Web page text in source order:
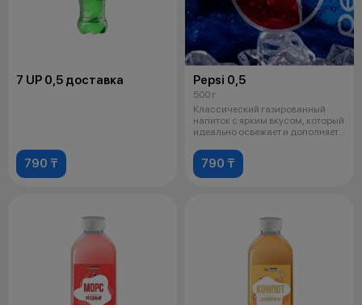
7 UP 0,5 доставка
790 ₸
Pepsi 0,5
500 г
Классический газированный
напиток с ярким вкусом, который
идеально освежает и дополняет
790 ₸